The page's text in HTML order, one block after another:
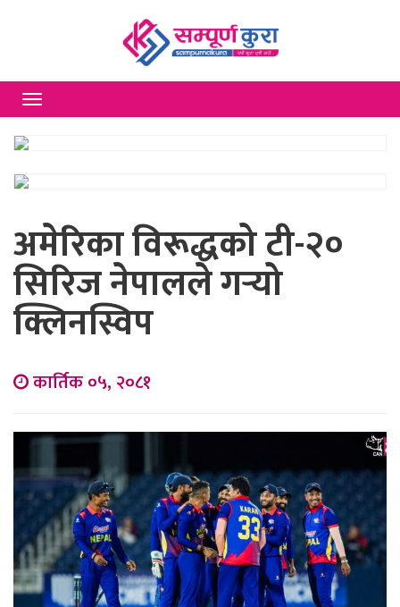
Toggle
navigation
अमेरिका विरूद्धको टी-२०
सिरिज नेपालले गर्‍यो
क्लिनस्विप
कार्तिक ०५, २०८१